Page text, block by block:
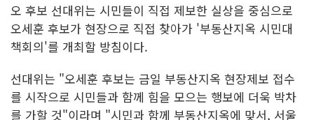
오 후보 선대위는 시민들이 직접 제보한 실상을 중심으로
오세훈 후보가 현장으로 직접 찾아가 '부동산지옥 시민대
책회의'를 개최할 방침이다.
선대위는 "오세훈 후보는 금일 부동산지옥 현장제보 접수
를 시작으로 시민들과 함께 힘을 모으는 행보에 더욱 박차
를 가할 것"이라며 "시민과 함께 부동산지옥에 맞서, 서울